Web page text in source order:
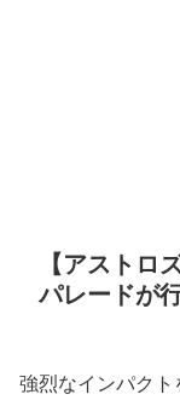
【アストロ
パレードが
強烈なインパク